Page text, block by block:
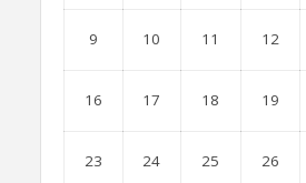
9 10 11 12
16 17 18 19
23 24 25 26